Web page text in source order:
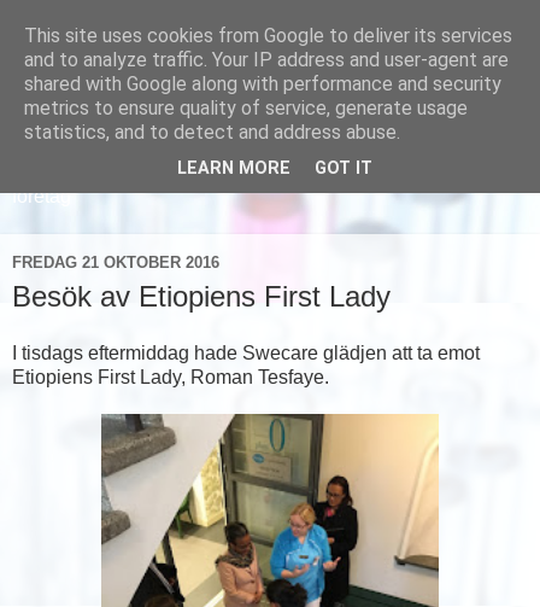
Läs om hur vi marknadsför svensk sjukvård och svenska
företag
FREDAG 21 OKTOBER 2016
Besök av Etiopiens First Lady
I tisdags eftermiddag hade Swecare glädjen att ta emot
Etiopiens First Lady, Roman Tesfaye.
This site uses cookies from Google to deliver its services
and to analyze traffic. Your IP address and user-agent are
shared with Google along with performance and security
metrics to ensure quality of service, generate usage
statistics, and to detect and address abuse.
LEARN MORE GOT IT